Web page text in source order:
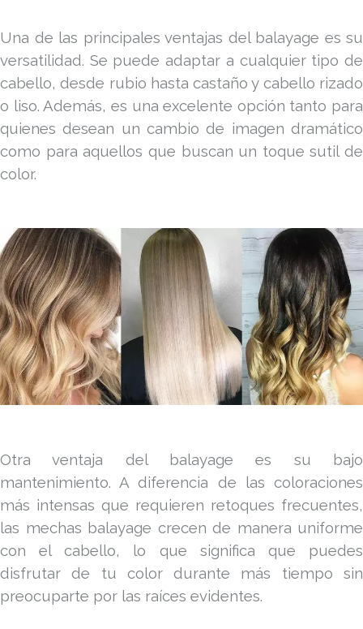
Una de las principales ventajas del balayage es su
versatilidad. Se puede adaptar a cualquier tipo de
cabello, desde rubio hasta castaño y cabello rizado
o liso. Además, es una excelente opción tanto para
quienes desean un cambio de imagen dramático
como para aquellos que buscan un toque sutil de
color.
Otra ventaja del balayage es su bajo
mantenimiento. A diferencia de las coloraciones
más intensas que requieren retoques frecuentes,
las mechas balayage crecen de manera uniforme
con el cabello, lo que significa que puedes
disfrutar de tu color durante más tiempo sin
preocuparte por las raíces evidentes.